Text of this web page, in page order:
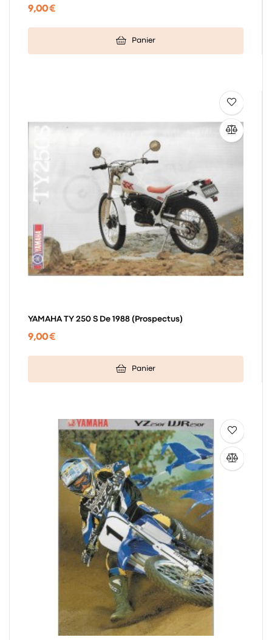
9,00 €
Panier
YAMAHA TY 250 S De 1988 (Prospectus)
9,00 €
Panier